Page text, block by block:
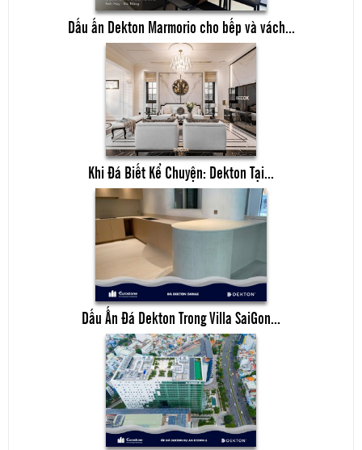
Dấu ấn Dekton Marmorio cho bếp và vách...
Khi Đá Biết Kể Chuyện: Dekton Tại...
Dấu Ấn Đá Dekton Trong Villa SaiGon...